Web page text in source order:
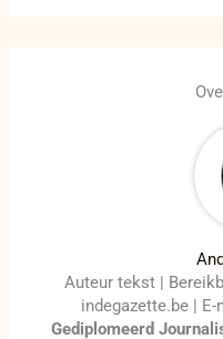
Auteur tekst |
indegazette.be |
Gediplomeerd